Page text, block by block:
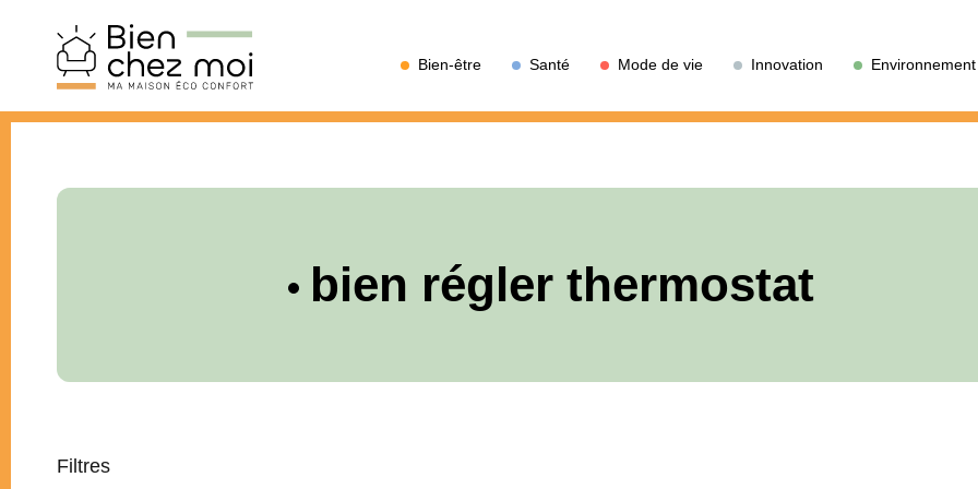
Bien-être Santé Mode de vie Innovation Environnement
bien régler thermostat
Filtres